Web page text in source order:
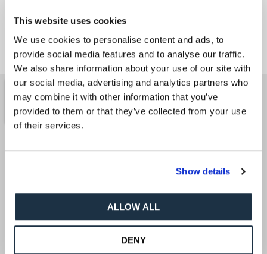
This website uses cookies
We use cookies to personalise content and ads, to
provide social media features and to analyse our traffic.
We also share information about your use of our site with
our social media, advertising and analytics partners who
may combine it with other information that you’ve
provided to them or that they’ve collected from your use
of their services.
Show details
ALLOW ALL
DENY